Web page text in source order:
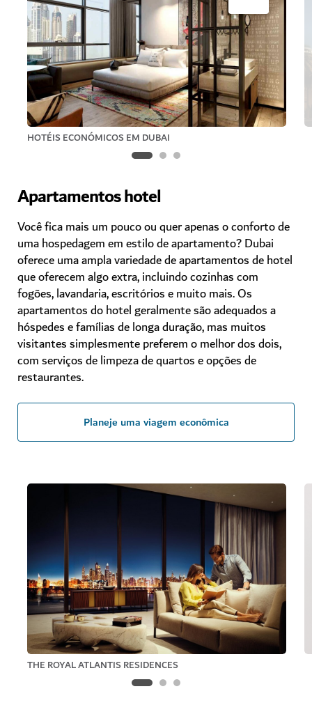
HOTÉIS ECONÓMICOS EM DUBAI
Apartamentos hotel
Você fica mais um pouco ou quer apenas o conforto de
uma hospedagem em estilo de apartamento? Dubai
oferece uma ampla variedade de apartamentos de hotel
que oferecem algo extra, incluindo cozinhas com
fogões, lavandaria, escritórios e muito mais. Os
apartamentos do hotel geralmente são adequados a
hóspedes e famílias de longa duração, mas muitos
visitantes simplesmente preferem o melhor dos dois,
com serviços de limpeza de quartos e opções de
restaurantes.
Planeje uma viagem econômica
THE ROYAL ATLANTIS RESIDENCES